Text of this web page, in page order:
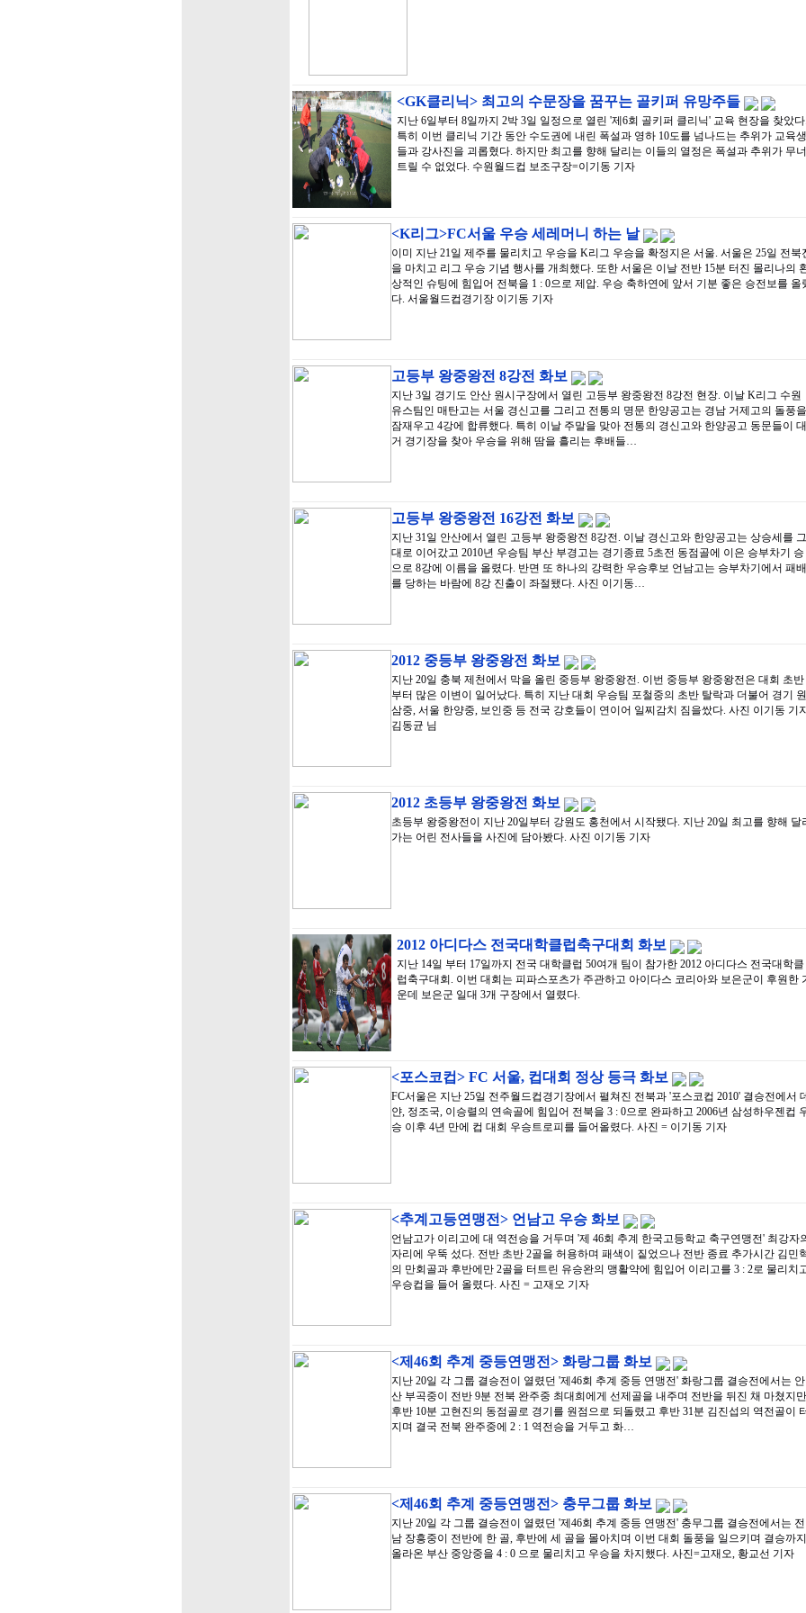
<GK클리닉> 최고의 수문장을 꿈꾸는 골키퍼 유망주들
지난 6일부터 8일까지 2박 3일 일정으로 열린 '제6회 골키퍼 클리닉' 교육 현장을 찾았다.
특히 이번 클리닉 기간 동안 수도권에 내린 폭설과 영하 10도를 넘나드는 추위가 교육생
들과 강사진을 괴롭혔다. 하지만 최고를 향해 달리는 이들의 열정은 폭설과 추위가 무너
트릴 수 없었다. 수원월드컵 보조구장=이기동 기자
<K리그>FC서울 우승 세레머니 하는 날
이미 지난 21일 제주를 물리치고 우승을 K리그 우승을 확정지은 서울. 서울은 25일 전북
을 마치고 리그 우승 기념 행사를 개최했다. 또한 서울은 이날 전반 15분 터진 몰리나의
상적인 슈팅에 힘입어 전북을 1 : 0으로 제압. 우승 축하연에 앞서 기분 좋은 승전보를 올
다. 서울월드컵경기장 이기동 기자
고등부 왕중왕전 8강전 화보
지난 3일 경기도 안산 원시구장에서 열린 고등부 왕중왕전 8강전 현장. 이날 K리그 수원
유스팀인 매탄고는 서울 경신고를 그리고 전통의 명문 한양공고는 경남 거제고의 돌풍을
잠재우고 4강에 합류했다. 특히 이날 주말을 맞아 전통의 경신고와 한양공고 동문들이 대
거 경기장을 찾아 우승을 위해 땀을 흘리는 후배들…
고등부 왕중왕전 16강전 화보
지난 31일 안산에서 열린 고등부 왕중왕전 8강전. 이날 경신고와 한양공고는 상승세를 그
대로 이어갔고 2010년 우승팀 부산 부경고는 경기종료 5초전 동점골에 이은 승부차기 승
으로 8강에 이름을 올렸다. 반면 또 하나의 강력한 우승후보 언남고는 승부차기에서 패배
를 당하는 바람에 8강 진출이 좌절됐다. 사진 이기동…
2012 중등부 왕중왕전 화보
지난 20일 충북 제천에서 막을 올린 중등부 왕중왕전. 이번 중등부 왕중왕전은 대회 초반
부터 많은 이변이 일어났다. 특히 지난 대회 우승팀 포철중의 초반 탈락과 더불어 경기 원
삼중, 서울 한양중, 보인중 등 전국 강호들이 연이어 일찌감치 짐을쌌다. 사진 이기동 기
김동균 님
2012 초등부 왕중왕전 화보
초등부 왕중왕전이 지난 20일부터 강원도 홍천에서 시작됐다. 지난 20일 최고를 향해 달
가는 어린 전사들을 사진에 담아봤다. 사진 이기동 기자
2012 아디다스 전국대학클럽축구대회 화보
지난 14일 부터 17일까지 전국 대학클럽 50여개 팀이 참가한 2012 아디다스 전국대학클
럽축구대회. 이번 대회는 피파스포츠가 주관하고 아이다스 코리아와 보은군이 후원한
운데 보은군 일대 3개 구장에서 열렸다.
<포스코컵> FC 서울, 컵대회 정상 등극 화보
FC서울은 지난 25일 전주월드컵경기장에서 펼쳐진 전북과 '포스코컵 2010' 결승전에서 데
얀, 정조국, 이승렬의 연속골에 힘입어 전북을 3 : 0으로 완파하고 2006년 삼성하우젠컵
승 이후 4년 만에 컵 대회 우승트로피를 들어올렸다. 사진 = 이기동 기자
<추계고등연맹전> 언남고 우승 화보
언남고가 이리고에 대 역전승을 거두며 '제 46회 추계 한국고등학교 축구연맹전' 최강자
자리에 우뚝 섰다. 전반 초반 2골을 허용하며 패색이 짙었으나 전반 종료 추가시간 김민
의 만회골과 후반에만 2골을 터트린 유승완의 맹활약에 힘입어 이리고를 3 : 2로 물리치
우승컵을 들어 올렸다. 사진 = 고재오 기자
<제46회 추계 중등연맹전> 화랑그룹 화보
지난 20일 각 그룹 결승전이 열렸던 '제46회 추계 중등 연맹전' 화랑그룹 결승전에서는 안
산 부곡중이 전반 9분 전북 완주중 최대희에게 선제골을 내주며 전반을 뒤진 채 마쳤지
후반 10분 고현진의 동점골로 경기를 원점으로 되돌렸고 후반 31분 김진섭의 역전골이
지며 결국 전북 완주중에 2 : 1 역전승을 거두고 화…
<제46회 추계 중등연맹전> 충무그룹 화보
지난 20일 각 그룹 결승전이 열렸던 '제46회 추계 중등 연맹전' 충무그룹 결승전에서는 전
남 장흥중이 전반에 한 골, 후반에 세 골을 몰아치며 이번 대회 돌풍을 일으키며 결승까지
올라온 부산 중앙중을 4 : 0 으로 물리치고 우승을 차지했다. 사진=고재오, 황교선 기자